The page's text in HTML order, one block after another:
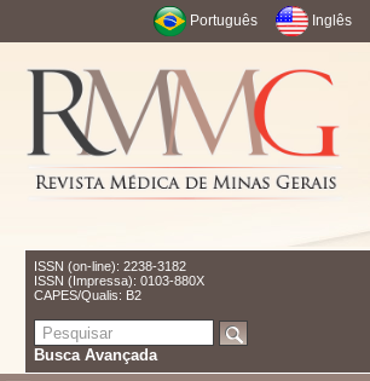
Português Inglês
ISSN (on-line): 2238-3182
ISSN (Impressa): 0103-880X
CAPES/Qualis: B2
Busca Avançada